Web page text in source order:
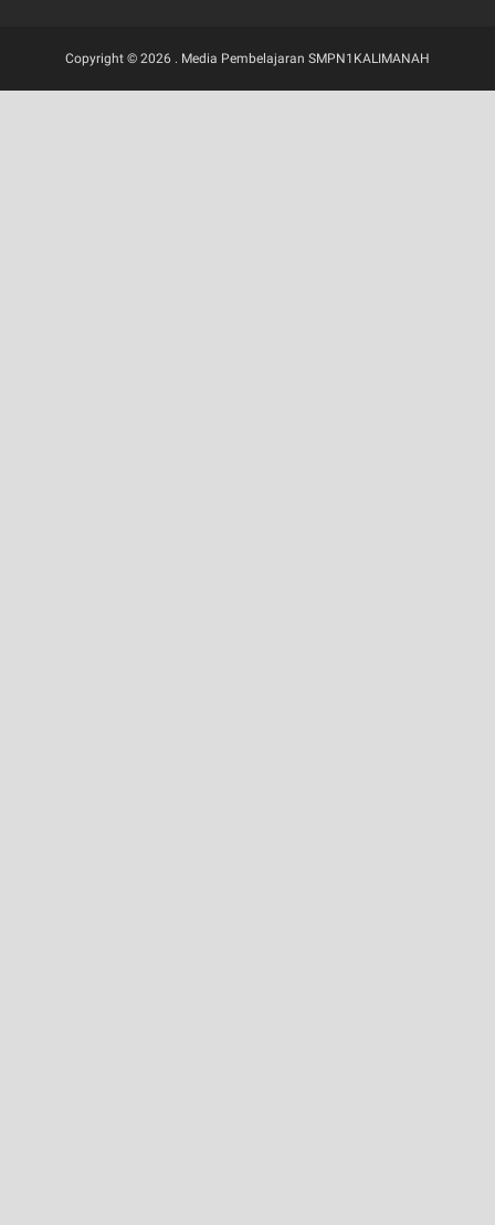
Copyright © 2026 . Media Pembelajaran SMPN1KALIMANAH